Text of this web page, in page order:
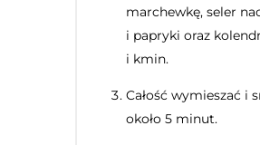
marchewkę, seler
i papryki oraz
i kmin.
Całość wymieszać i
około 5 minut.